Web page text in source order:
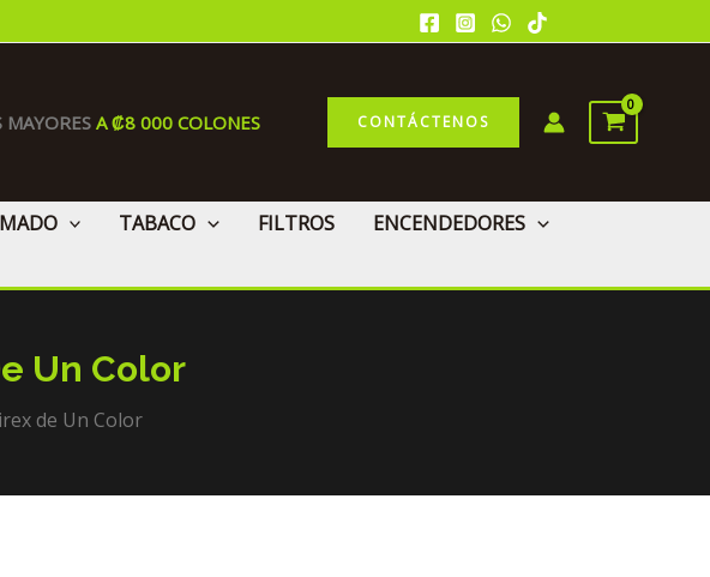
MAYORES A ₡8 000 COLONES CONTÁCTENOS
TABACO FILTROS
ENCENDEDORES
Un Color
de Un Color